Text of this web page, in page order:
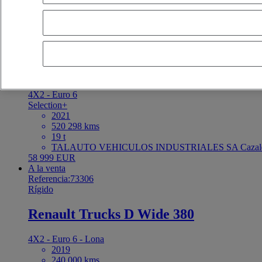
OK
Referencia:73328
Tractora
Renault Trucks T 480
4X2 - Euro 6
Selection+
2021
520 298 kms
19 t
TALAUTO VEHICULOS INDUSTRIALES SA
58 999 EUR
A la venta
Referencia:73306
Rígido
Renault Trucks D Wide 380
4X2 - Euro 6 - Lona
2019
240 000 kms